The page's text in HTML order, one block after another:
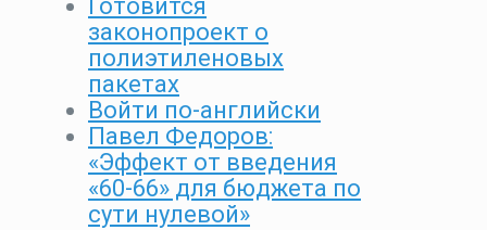
Готовится
законопроект о
полиэтиленовых
пакетах
Войти по-английски
Павел Федоров:
«Эффект от введения
«60-66» для бюджета по
сути нулевой»